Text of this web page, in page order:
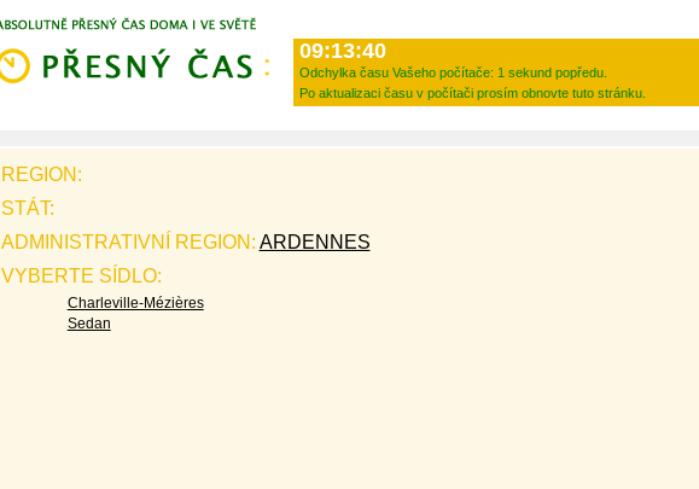
09:13:40
Odchylka času Vašeho počítače: 1 sekund popředu.
Po aktualizaci času v počítači prosím obnovte tuto stránku.
REGION:
STÁT:
ADMINISTRATIVNÍ REGION: ARDENNES
VYBERTE SÍDLO:
Charleville-Mézières
Sedan